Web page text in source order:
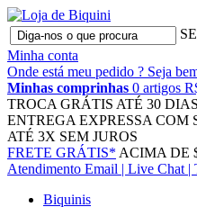
Minha conta
Onde está meu pedido ? Seja
Minhas comprinhas 0 artigos
TROCA GRÁTIS ATÉ 30 DIAS
ENTREGA EXPRESSA COM
ATÉ 3X SEM JUROS
FRETE GRÁTIS* ACIMA DE
Atendimento Email | Live Chat |
Biquinis